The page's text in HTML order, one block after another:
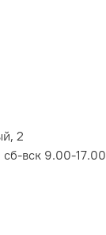
2
вск 9.00-17.00